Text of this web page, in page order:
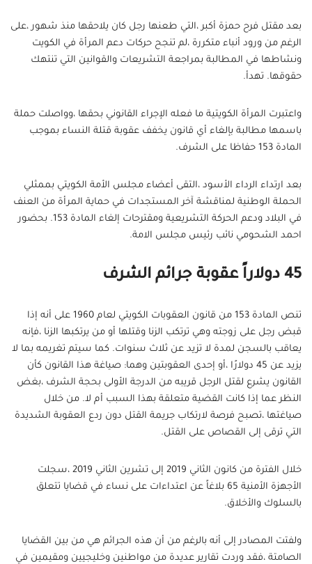
بعد مقتل فرح حمزة أكبر ،التي طعنها رجل كان يلاحقها منذ شهور ،على
الرغم من ورود أنباء متكررة ،لم تنجح حركات دعم المرأة في الكويت
ونشاطها في المطالبة بمراجعة التشريعات والقوانين التي تنتهك
حقوقها. تهدأ.
واعتبرت المرأة الكويتية ما فعله الإجراء القانوني بحقها ،وواصلت حملة
باسمها مطالبة بإلغاء أي قانون يخفف عقوبة قتلة النساء بموجب
المادة 153 حفاظا على الشرف.
بعد ارتداء الرداء الأسود ،التقى أعضاء مجلس الأمة الكويتي بممثلي
الحملة الوطنية لمناقشة آخر المستجدات في حماية المرأة من العنف
في البلاد ودعم الحركة التشريعية ومقترحات إلغاء المادة 153. بحضور
احمد الشحومي نائب رئيس مجلس الامة.
45 دولاراً عقوبة جرائم الشرف
تنص المادة 153 من قانون العقوبات الكويتي لعام 1960 على أنه إذا
قبض رجل على زوجته وهي ترتكب الزنا وقتلها أو من يرتكبها الزنا ،فإنه
يعاقب بالسجن لمدة لا تزيد عن ثلاث سنوات. كما سيتم تغريمه بما لا
يزيد عن 45 دولارًا ،أو إحدى العقوبتين وهما: صياغة هذا القانون كأن
القانون يشرع لقتل الرجل قريبه من الدرجة الأولى بحجة الشرف ،بغض
النظر عما إذا كانت القضية متعلقة بهذا السبب أم لا. من خلال
صياغتها ،تصبح فرصة لارتكاب جريمة القتل دون ردع العقوبة الشديدة
التي ترقى إلى القصاص على القتل.
خلال الفترة من كانون الثاني 2019 إلى تشرين الثاني 2019 ،سجلت
الأجهزة الأمنية 65 بلاغاً عن اعتداءات على نساء في قضايا تتعلق
بالسلوك والأخلاق.
ولفتت المصادر إلى أنه بالرغم من أن هذه الجرائم هي من بين القضايا
الصامتة ،فقد وردت تقارير عديدة من مواطنين وخليجيين ومقيمين في